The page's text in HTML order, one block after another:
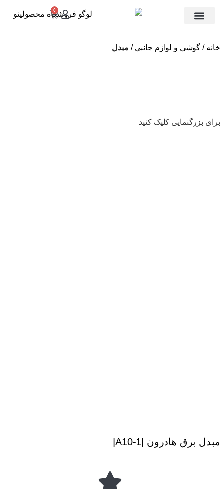
0
خانه گوشی و لوازم جانبی مبدل
برای بزرگنمایی کلیک کنید
مبدل برق هادرون |A10-1|